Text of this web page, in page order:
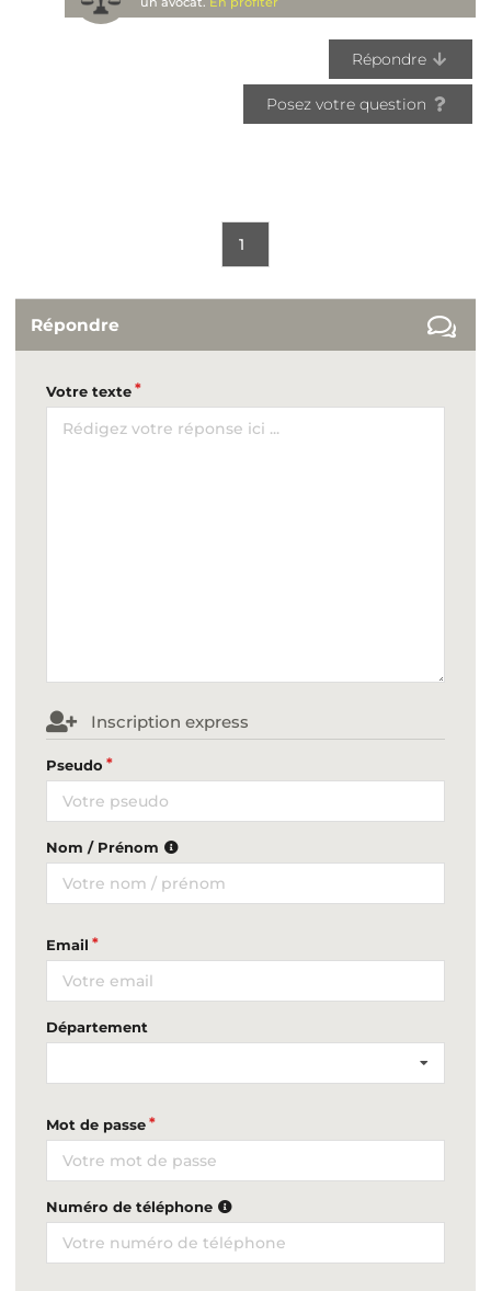
Répondre
Posez votre question
1
Répondre
Votre texte
Inscription express
Pseudo
Nom / Prénom
Email
Département
Mot de passe
Numéro de téléphone